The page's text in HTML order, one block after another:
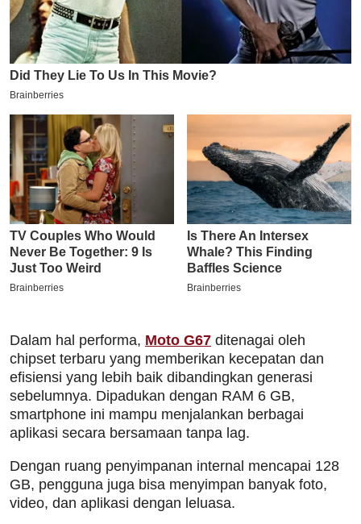
Dalam hal performa, Moto G67 ditenagai oleh
chipset terbaru yang memberikan kecepatan dan
efisiensi yang lebih baik dibandingkan generasi
sebelumnya. Dipadukan dengan RAM 6 GB,
smartphone ini mampu menjalankan berbagai
aplikasi secara bersamaan tanpa lag.
Dengan ruang penyimpanan internal mencapai 128
GB, pengguna juga bisa menyimpan banyak foto,
video, dan aplikasi dengan leluasa.